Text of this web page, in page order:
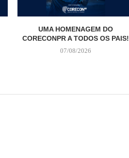
UMA HOMENAGEM DO
CORECONPR A TODOS OS PAIS!
07/08/2026